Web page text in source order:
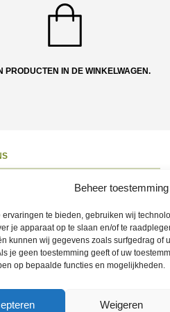
Beheer toestemming
ervaringen te bieden, gebruiken wij
je apparaat op te slaan en/of te
kunnen wij gegevens zoals surfgedrag of
je geen toestemming geeft of uw
op bepaalde functies en mogelijkheden.
Weigeren
PRODUCTEN IN DE WINKELWAGEN.
opnemen
op Social